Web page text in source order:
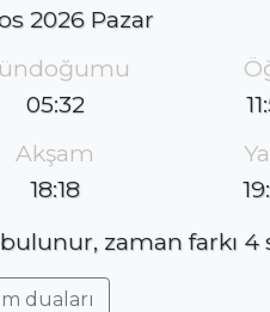
2026 Pazar
05:32
Akşam
18:18
zaman farkı 4
duaları